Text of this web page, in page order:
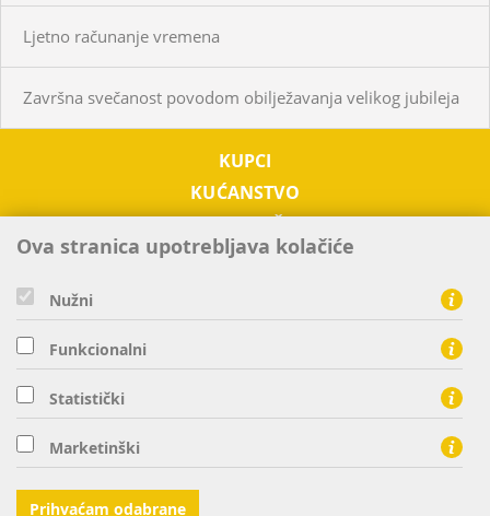
Ljetno računanje vremena
Završna svečanost povodom obilježavanja velikog jubileja
KUPCI
KUĆANSTVO
PODUZETNIŠTVO
OTKUP
TRŽIŠTE EL. ENERGIJE
HEP ELEKTRA d.o.o. - član HEP grupe, Ulica grada Vukovara 37
10000 Zagreb
tel: 0800 300 303, fax: 01 63 21 440
Ova stranica upotrebljava kolačiće
Nužni
Funkcionalni
Statistički
Marketinški
Prihvaćam odabrane